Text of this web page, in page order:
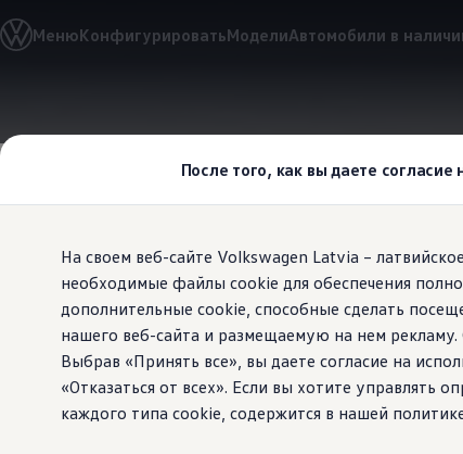
После того, как вы даете
На своем веб-сайте Volkswagen Latvia –
необходимые файлы cookie для обеспечения
дополнительные cookie, способные сделать
нашего веб-сайта и размещаемую на нем
Выбрав «Принять все», вы даете согласие на
«Отказаться от всех». Если вы хотите
каждого типа cookie, содержится в нашей
основному
нижнему
МенюКонфигурироватьМоделиАвтомобили в
Выбери свой Volkswagen
Модельный ряд
Автомобильный онлайн-магазин Volkswagen
Лизинг Volkswagen
Взаимодействие в сети простыми словами
VW Connect
Активация
Все службы
VW Connect для Вашего ID.
Обновления (Upgrades)
Car-Net
App-Connect
Fleet Interface Data
Всепод